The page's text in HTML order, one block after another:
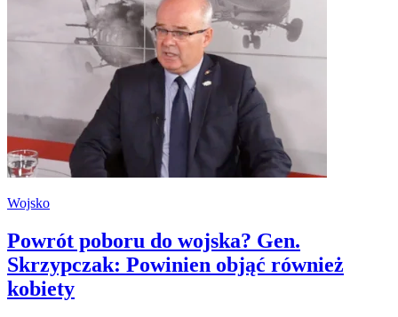
Wojsko
Powrót poboru do wojska? Gen.
Skrzypczak: Powinien objąć również
kobiety